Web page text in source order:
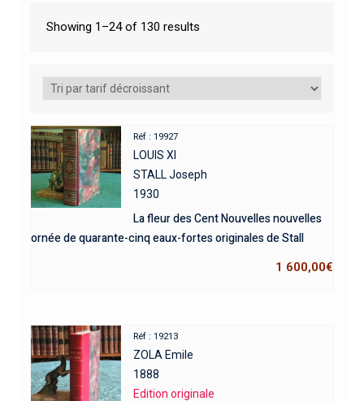
Showing 1–24 of 130 results
Réf : 19927
LOUIS XI
STALL Joseph
1930
La fleur des Cent Nouvelles nouvelles
ornée de quarante-cinq eaux-fortes originales de Stall
1 600,00€
Réf : 19213
ZOLA Emile
1888
Edition originale